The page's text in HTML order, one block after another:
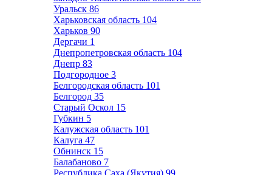
Уральск 86
Харьковская область 104
Харьков 90
Дергачи 1
Днепропетровская область 104
Днепр 83
Подгородное 3
Белгородская область 101
Белгород 35
Старый Оскол 15
Губкин 5
Калужская область 101
Калуга 47
Обнинск 15
Балабаново 7
Республика Саха (Якутия) 99